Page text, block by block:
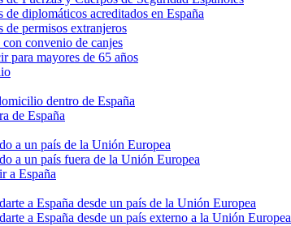
de diplomáticos acreditados en España
de permisos extranjeros
con convenio de canjes
para mayores de 65 años
dentro de España
de España
a un país de la Unión Europea
a un país fuera de la Unión Europea
a España
a España desde un país de la Unión Europea
a España desde un país externo a la Unión Europea